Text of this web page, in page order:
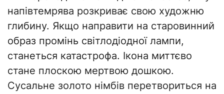
напівтемрява розкриває свою художню
глибину. Якщо направити на старовинний
образ промінь світлодіодної лампи,
станеться катастрофа. Ікона миттєво
стане плоскою мертвою дошкою.
Сусальне золото німбів перетвориться на